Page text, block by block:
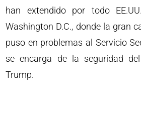
han extendido por todo
Washington D.C., donde la gran
puso en problemas al Servicio
se encarga de la seguridad
Trump.